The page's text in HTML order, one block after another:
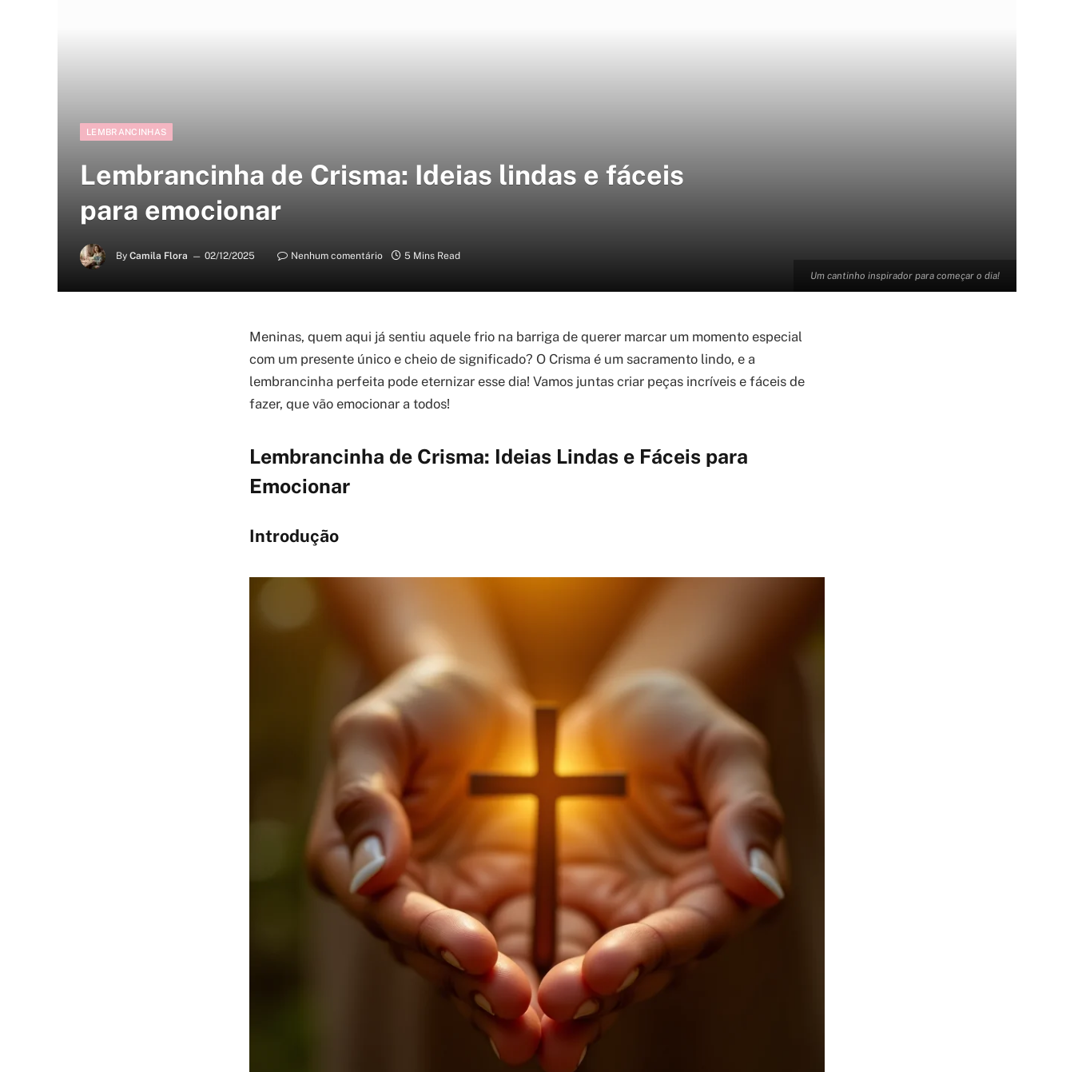
Um cantinho inspirador para começar o dia!
LEMBRANCINHAS
Lembrancinha de Crisma: Ideias lindas e fáceis
para emocionar
By Camila Flora 02/12/2025 Nenhum comentário 5 Mins Read
Meninas, quem aqui já sentiu aquele frio na barriga de querer marcar um momento especial
com um presente único e cheio de significado? O Crisma é um sacramento lindo, e a
lembrancinha perfeita pode eternizar esse dia! Vamos juntas criar peças incríveis e fáceis de
fazer, que vão emocionar a todos!
Lembrancinha de Crisma: Ideias Lindas e Fáceis para
Emocionar
Introdução